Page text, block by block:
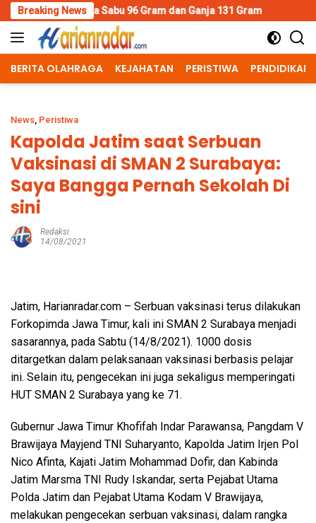
Skip
to
content
Breaking News
96 Gram dan Ganja 131 Gram Wujud Polisi Humanis,
BERITA OLAHRAGA KEJAHATAN PERISTIWA PENDIDIKAN
News, Peristiwa
Kapolda Jatim saat Serbuan
Vaksinasi di SMAN 2 Surabaya:
Saya Bangga Pernah Sekolah Di
sini
Redaksi
14/08/2021
Jatim, Harianradar.com – Serbuan vaksinasi terus dilakukan
Forkopimda Jawa Timur, kali ini SMAN 2 Surabaya menjadi
sasarannya, pada Sabtu (14/8/2021). 1000 dosis
ditargetkan dalam pelaksanaan vaksinasi berbasis pelajar
ini. Selain itu, pengecekan ini juga sekaligus memperingati
HUT SMAN 2 Surabaya yang ke 71.
Gubernur Jawa Timur Khofifah Indar Parawansa, Pangdam V
Brawijaya Mayjend TNI Suharyanto, Kapolda Jatim Irjen Pol
Nico Afinta, Kajati Jatim Mohammad Dofir, dan Kabinda
Jatim Marsma TNI Rudy Iskandar, serta Pejabat Utama
Polda Jatim dan Pejabat Utama Kodam V Brawijaya,
melakukan pengecekan serbuan vaksinasi, dalam rangka